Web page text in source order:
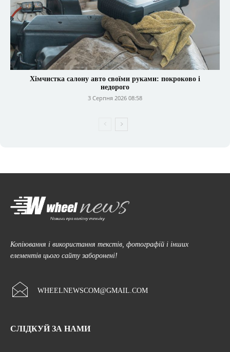
Хімчистка салону авто своїми руками: покроково і
недорого
3 Серпня 2026 08:58
Копіювання і використання текстів, фотографій і інших
елементів цього сайту заборонені!
WHEELNEWSCOM@GMAIL.COM
СЛІДКУЙ ЗА НАМИ